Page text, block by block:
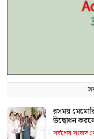
রসময়
উদ্বোধন
সর্বশেষ সংবাদ